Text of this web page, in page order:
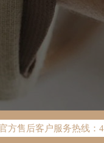
后服务网络优化升级公告
中心最新网点地址：